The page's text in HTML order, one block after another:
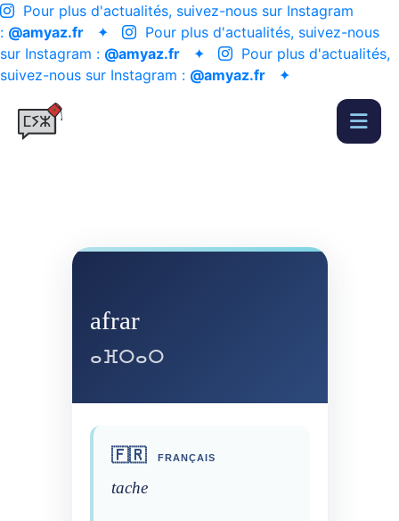
Pour plus d'actualités, suivez-nous sur Instagram
: @amyaz.fr ✦
Pour plus d'actualités, suivez-nous
sur Instagram : @amyaz.fr ✦
Pour plus d'actualités,
suivez-nous sur Instagram : @amyaz.fr ✦
afrar
ⴰⴼⵔⴰⵔ
🇫🇷 FRANÇAIS
tache